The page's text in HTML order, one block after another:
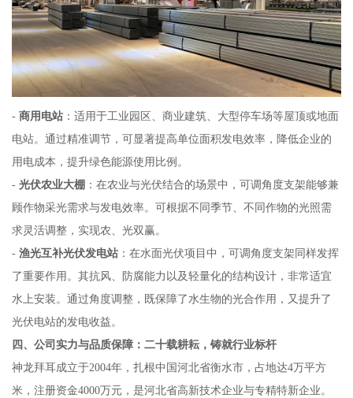
- 商用电站：适用于工业园区、商业建筑、大型停车场等屋顶或地面
电站。通过精准调节，可显著提高单位面积发电效率，降低企业的
用电成本，提升绿色能源使用比例。
- 光伏农业大棚 ：在农业与光伏结合的场景中，可调角度支架能够兼
顾作物采光需求与发电效率。可根据不同季节、不同作物的光照需
求灵活调整，实现农、光双赢。
- 渔光互补光伏发电站：在水面光伏项目中，可调角度支架同样发挥
了重要作用。其抗风、防腐能力以及轻量化的结构设计，非常适宜
水上安装。通过角度调整，既保障了水生物的光合作用，又提升了
光伏电站的发电收益。
四、公司实力与品质保障：二十载耕耘，铸就行业标杆
神龙拜耳成立于2004年，扎根中国河北省衡水市，占地达4万平方
米，注册资金4000万元，是河北省高新技术企业与专精特新企业。